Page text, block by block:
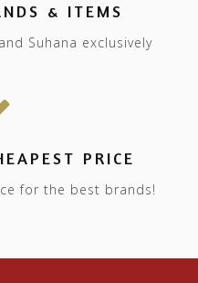
& ITEMS
Suhana exclusively
PRICE
for the best brands!